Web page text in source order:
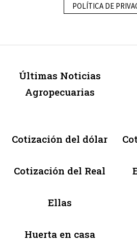
POLÍTICA DE
Últimas Noticias
Agropecuarias
Cotización del dólar
Cotización del Real
Ellas
Huerta en casa